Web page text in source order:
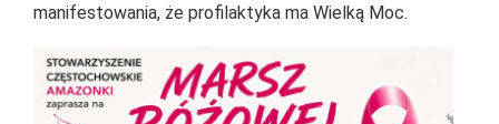
manifestowania, że profilaktyka ma Wielką Moc.